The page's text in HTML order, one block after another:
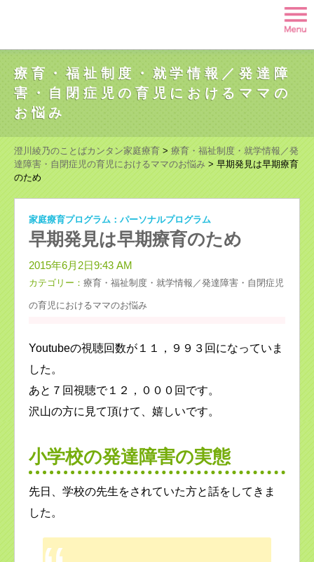
療育・福祉制度・就学情報／発達障
害・自閉症児の育児におけるママの
お悩み
澄川綾乃のことばカンタン家庭療育 > 療育・福祉制度・就学情報／発
達障害・自閉症児の育児におけるママのお悩み > 早期発見は早期療育
のため
家庭療育プログラム：パーソナルプログラム
早期発見は早期療育のため
2015年6月2日9:43 AM
カテゴリー： 療育・福祉制度・就学情報／発達障害・自閉症児
の育児におけるママのお悩み
Youtubeの視聴回数が１１，９９３回になっていま
した。
あと７回視聴で１２，０００回です。
沢山の方に見て頂けて、嬉しいです。
小学校の発達障害の実態
先日、学校の先生をされていた方と話をしてきま
した。